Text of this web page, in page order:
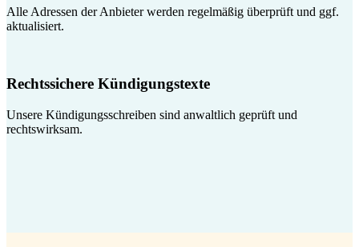
Alle Adressen der Anbieter werden regelmäßig überprüft und ggf.
aktualisiert.
Rechtssichere Kündigungstexte
Unsere Kündigungsschreiben sind anwaltlich geprüft und
rechtswirksam.